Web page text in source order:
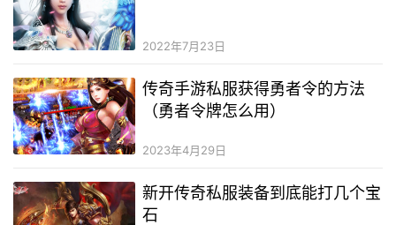
2022年7月23日
传奇手游私服获得勇者令的方法
（勇者令牌怎么用）
2023年4月29日
新开传奇私服装备到底能打几个宝
石